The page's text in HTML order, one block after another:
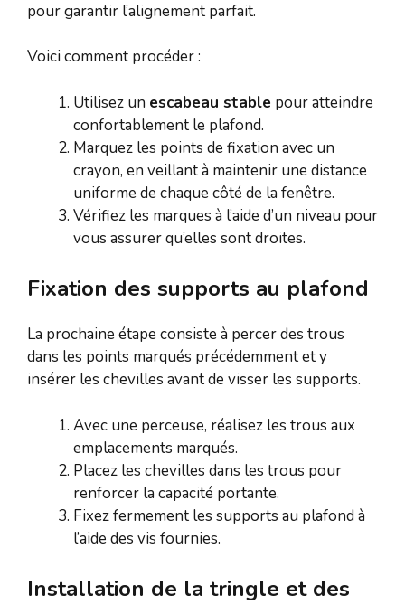
pour garantir l’alignement parfait.
Voici comment procéder :
Utilisez un escabeau stable pour atteindre
confortablement le plafond.
Marquez les points de fixation avec un
crayon, en veillant à maintenir une distance
uniforme de chaque côté de la fenêtre.
Vérifiez les marques à l’aide d’un niveau pour
vous assurer qu’elles sont droites.
Fixation des supports au plafond
La prochaine étape consiste à percer des trous
dans les points marqués précédemment et y
insérer les chevilles avant de visser les supports.
Avec une perceuse, réalisez les trous aux
emplacements marqués.
Placez les chevilles dans les trous pour
renforcer la capacité portante.
Fixez fermement les supports au plafond à
l’aide des vis fournies.
Installation de la tringle et des